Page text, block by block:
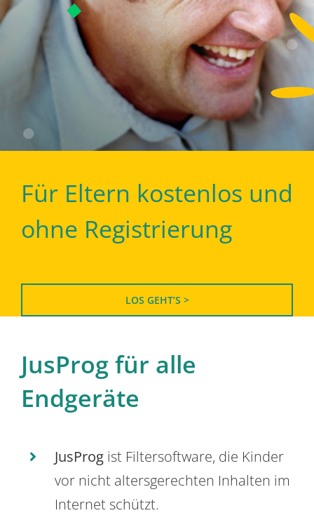
Für Eltern kostenlos und
ohne Registrierung
LOS GEHT’S >
JusProg für alle
Endgeräte
JusProg ist Filtersoftware, die Kinder
vor nicht altersgerechten Inhalten im
Internet schützt.